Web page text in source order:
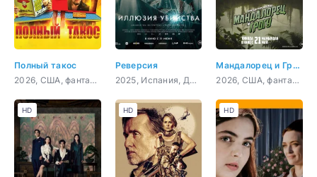
Полный такос
2026, США, фантастика, комедия, боевик, приключения
Реверсия
2025, Испания, Доминикана, триллер, детектив
Мандалорец и Грогу
2026, США, фантастика, фэнтези, боевик, приключения, семейный
HD HD HD